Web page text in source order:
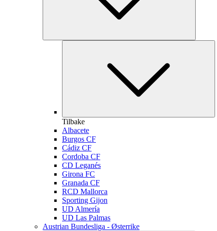
Tilbake
Albacete
Burgos CF
Cádiz CF
Cordoba CF
CD Leganés
Girona FC
Granada CF
RCD Mallorca
Sporting Gijon
UD Almería
UD Las Palmas
Austrian Bundesliga - Østerrike